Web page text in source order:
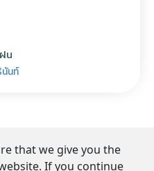
น
นันท์
that we give you the
If you continue